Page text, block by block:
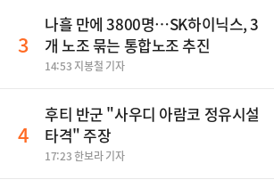
3
나흘 만에 3800명…SK하이닉스, 3
개 노조 묶는 통합노조 추진
14:53 지봉철 기자
4
후티 반군 "사우디 아람코 정유시설
타격" 주장
17:23 한보라 기자